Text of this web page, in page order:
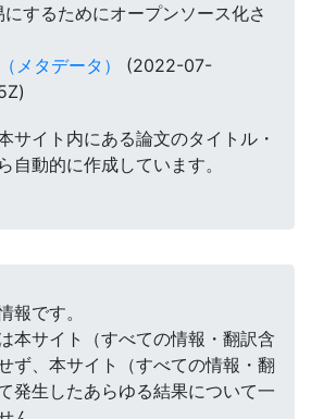
にするためにオープンソース化さ
メタデータ）
(2022-07-
サイト内にある論文のタイトル・
自動的に作成しています。
報です。
本サイト（すべての情報・翻訳含
ず、本サイト（すべての情報・翻
発生したあらゆる結果について一